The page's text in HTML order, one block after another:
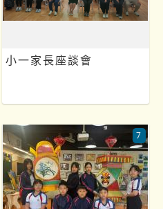
小一家長座談會
7